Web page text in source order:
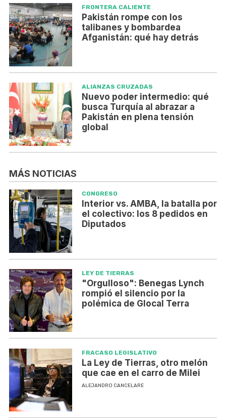
FRONTERA CALIENTE
Pakistán rompe con los
talibanes y bombardea
Afganistán: qué hay detrás
ALIANZAS CRUZADAS
Nuevo poder intermedio: qué
busca Turquía al abrazar a
Pakistán en plena tensión
global
MÁS NOTICIAS
CONGRESO
Interior vs. AMBA, la batalla por
el colectivo: los 8 pedidos en
Diputados
LEY DE TIERRAS
"Orgulloso": Benegas Lynch
rompió el silencio por la
polémica de Glocal Terra
FRACASO LEGISLATIVO
La Ley de Tierras, otro melón
que cae en el carro de Milei
ALEJANDRO CANCELARE